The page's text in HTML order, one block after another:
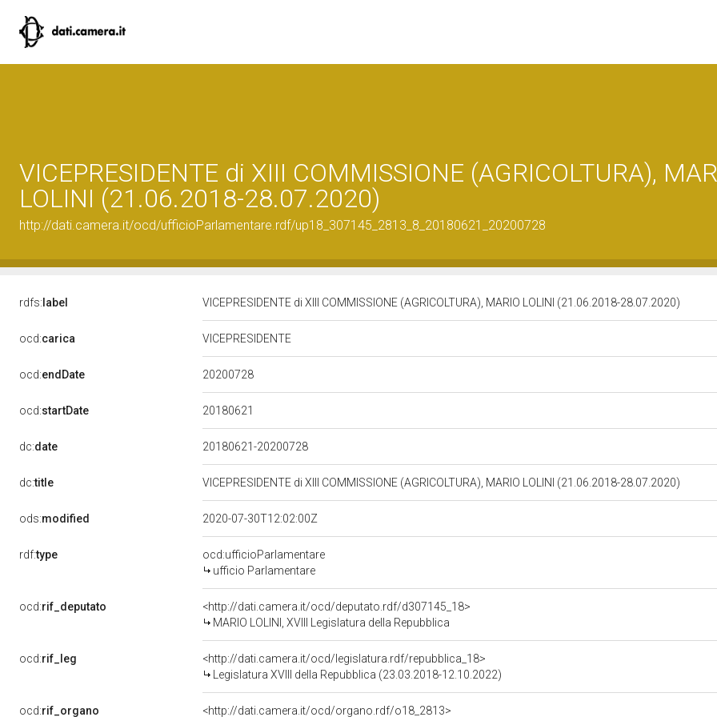
VICEPRESIDENTE di XIII COMMISSIONE (AGRICOLTURA),
LOLINI (21.06.2018-28.07.2020)
http://dati.camera.it/ocd/ufficioParlamentare.rdf/up18_307145_2813_8_20180621_20200728
rdfs: label VICEPRESIDENTE di XIII COMMISSIONE (AGRICOLTURA), MARIO LOLINI (21.06.2018-28.07.2020)
ocd:carica VICEPRESIDENTE
ocd:endDate 20200728
ocd:startDate 20180621
dc:date 20180621-20200728
dc:title VICEPRESIDENTE di XIII COMMISSIONE (AGRICOLTURA), MARIO LOLINI (21.06.2018-28.07.2020)
ods:modified 2020-07-30T12:02:00Z
rdf:type
ocd:ufficioParlamentare
ufficio Parlamentare
ocd:rif_deputato
<http://dati.camera.it/ocd/deputato.rdf/d307145_18>
MARIO LOLINI, XVIII Legislatura della Repubblica
ocd:rif_leg
<http://dati.camera.it/ocd/legislatura.rdf/repubblica_18>
Legislatura XVIII della Repubblica (23.03.2018-12.10.2022)
ocd:rif_organo
<http://dati.camera.it/ocd/organo.rdf/o18_2813>